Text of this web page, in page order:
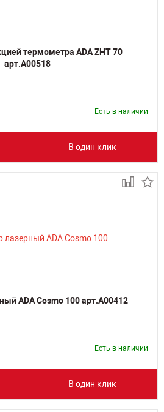
термометра ADA ZHT 70
арт.А00518
Есть в наличии
В один клик
ADA Cosmo 100 арт.А00412
Есть в наличии
В один клик